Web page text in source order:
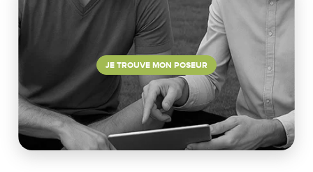
JE TROUVE MON POSEUR